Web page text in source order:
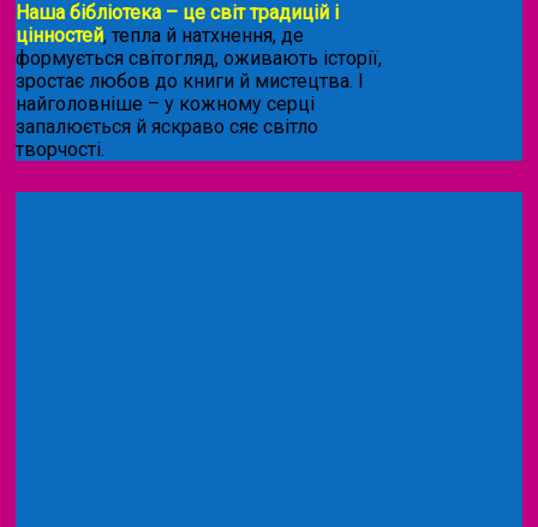
Наша бібліотека – це світ традицій і
цінностей, тепла й натхнення, де
формується світогляд, оживають історії,
зростає любов до книги й мистецтва. І
найголовніше – у кожному серці
запалюється й яскраво сяє світло
творчості.